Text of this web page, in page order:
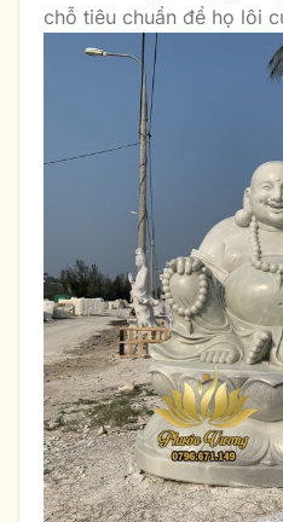
chỗ tiêu chuẩn để họ lôi